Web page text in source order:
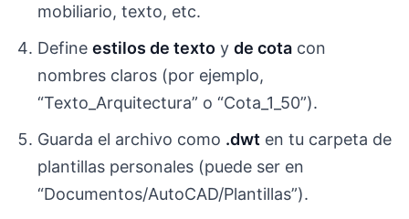
mobiliario, texto, etc.
Defineestilos de texto yde cota con
nombres claros (por ejemplo,
“Texto_Arquitectura” o “Cota_1_50”).
Guarda el archivo como .dwt en tu carpeta de
plantillas personales (puede ser en
“Documentos/AutoCAD/Plantillas”).